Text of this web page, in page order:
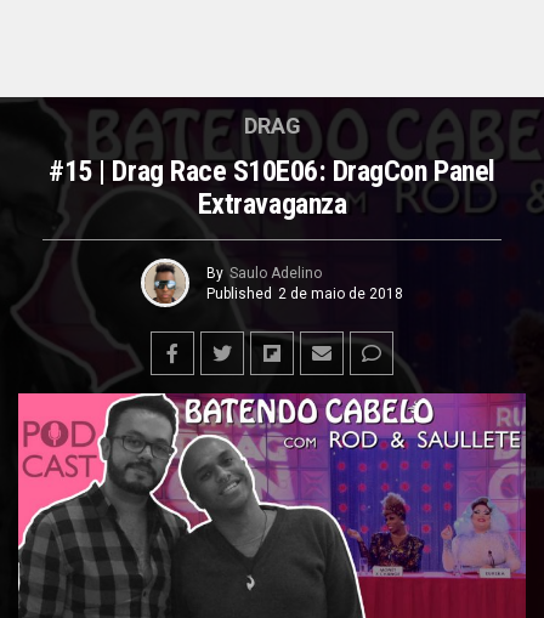
DRAG
#15 | Drag Race S10E06: DragCon Panel
Extravaganza
By Saulo Adelino
Published 2 de maio de 2018